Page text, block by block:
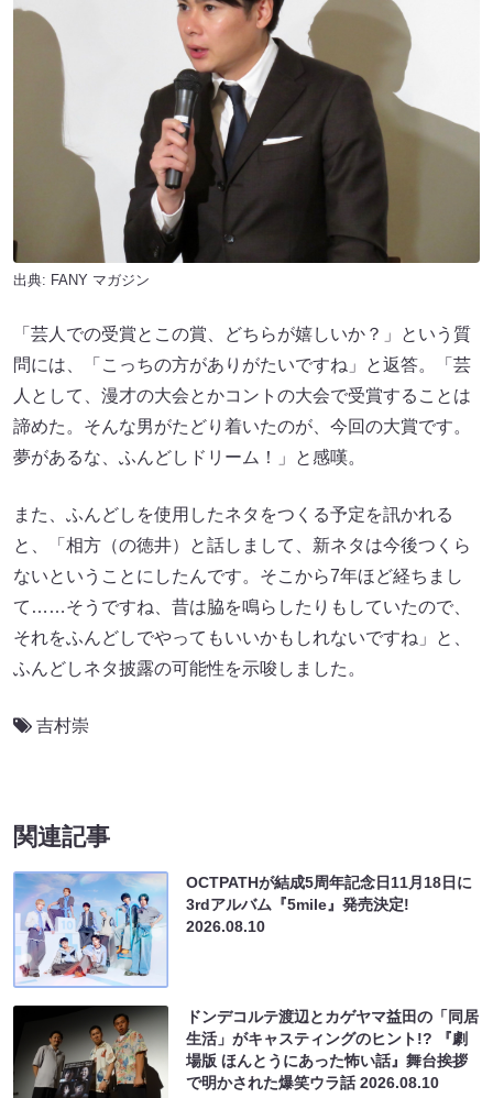
出典: FANY マガジン
「芸人での受賞とこの賞、どちらが嬉しいか？」という質
問には、「こっちの方がありがたいですね」と返答。「芸
人として、漫才の大会とかコントの大会で受賞することは
諦めた。そんな男がたどり着いたのが、今回の大賞です。
夢があるな、ふんどしドリーム！」と感嘆。
また、ふんどしを使用したネタをつくる予定を訊かれる
と、「相方（の徳井）と話しまして、新ネタは今後つくら
ないということにしたんです。そこから7年ほど経ちまし
て……そうですね、昔は脇を鳴らしたりもしていたので、
それをふんどしでやってもいいかもしれないですね」と、
ふんどしネタ披露の可能性を示唆しました。
吉村崇
関連記事
OCTPATHが結成5周年記念日11月18日に
3rdアルバム『5mile』発売決定!
2026.08.10
ドンデコルテ渡辺とカゲヤマ益田の「同居
生活」がキャスティングのヒント!? 『劇
場版 ほんとうにあった怖い話』舞台挨拶
で明かされた爆笑ウラ話2026.08.10